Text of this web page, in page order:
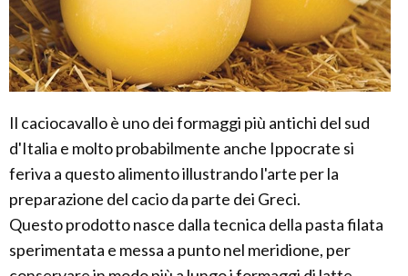
Il caciocavallo è uno dei formaggi più antichi del sud
d'Italia e molto probabilmente anche Ippocrate si
feriva a questo alimento illustrando l'arte per la
preparazione del cacio da parte dei Greci.
Questo prodotto nasce dalla tecnica della pasta filata
sperimentata e messa a punto nel meridione, per